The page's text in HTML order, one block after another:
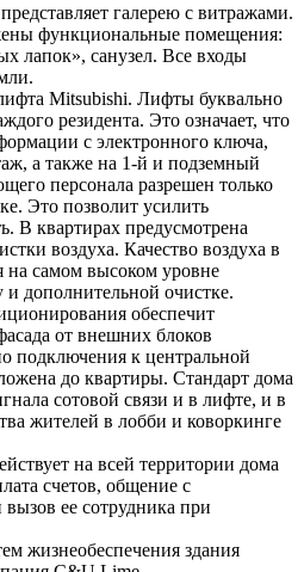
галерею с витражами.
функциональные помещения:
лапок», санузел. Все входы
Mitsubishi. Лифты буквально
резидента. Это означает, что
с электронного ключа,
а также на 1-й и подземный
персонала разрешен только
Это позволит усилить
В квартирах предусмотрена
воздуха. Качество воздуха в
на самом высоком уровне
и дополнительной очистке.
обеспечит
от внешних блоков
подключения к центральной
до квартиры. Стандарт дома
сотовой связи и в лифте, и в
жителей в лобби и коворкинге
на всей территории дома
счетов, общение с
ее сотрудника при
жизнеобеспечения здания